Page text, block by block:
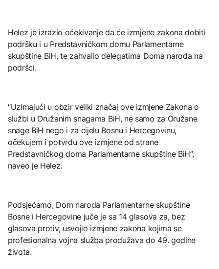
Helez je izrazio očekivanje da će izmjene zakona dobiti
podršku i u Predstavničkom domu Parlamentarne
skupštine BiH, te zahvalio delegatima Doma naroda na
podršci.
“Uzimajući u obzir veliki značaj ove izmjene Zakona o
službi u Oružanim snagama BiH, ne samo za Oružane
snage BiH nego i za cijelu Bosnu i Hercegovinu,
očekujem i potvrdu ove izmjene od strane
Predstavničkog doma Parlamentarne skupštine BiH”,
naveo je Helez.
Podsjećamo, Dom naroda Parlamentarne skupštine
Bosne i Hercegovine juče je sa 14 glasova za, bez
glasova protiv, usvojio izmjene zakona kojima se
profesionalna vojna služba produžava do 49. godine
života.